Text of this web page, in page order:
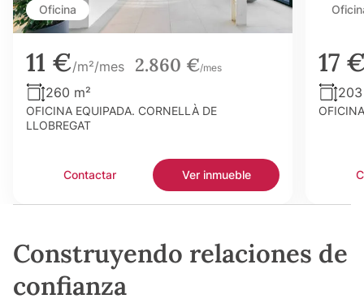
Oficina
11 €/m²/mes 2.860 €/mes
260 m²
OFICINA EQUIPADA. CORNELLÀ DE
LLOBREGAT
Contactar Ver inmueble
17
Construyendo relaciones de
confianza